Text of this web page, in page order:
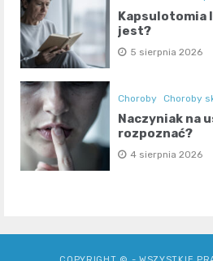
Kapsulotomia
jest?
5 sierpnia 2026
Choroby Choroby
Naczyniak na
rozpoznać?
4 sierpnia 2026